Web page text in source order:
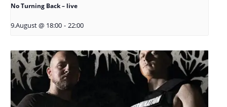
No Turning Back – live
9.August @ 18:00 - 22:00